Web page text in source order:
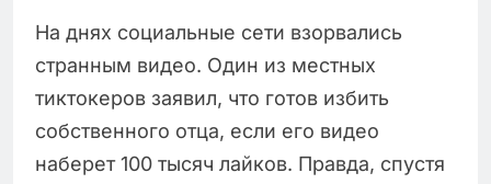
На днях социальные сети взорвались
странным видео. Один из местных
тиктокеров заявил, что готов избить
собственного отца, если его видео
наберет 100 тысяч лайков. Правда, спустя